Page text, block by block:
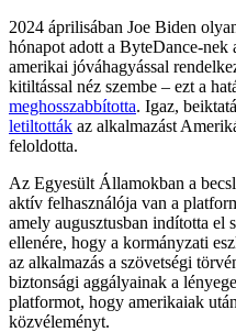
2024 áprilisában Joe Biden
hónapot adott a ByteDance-nek
amerikai jóváhagyással
kitiltással néz szembe – ezt a
meghosszabbította. Igaz,
letiltották az alkalmazást
feloldotta.
Az Egyesült Államokban a
aktív felhasználója van a
amely augusztusban indította el
ellenére, hogy a kormányzati
az alkalmazás a szövetségi
biztonsági aggályainak a
platformot, hogy amerikaiak
közvéleményt.